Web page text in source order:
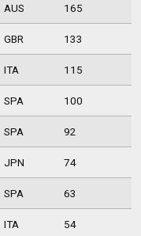
AUS 165
GBR 133
ITA 115
SPA 100
SPA 92
JPN 74
SPA 63
ITA 54